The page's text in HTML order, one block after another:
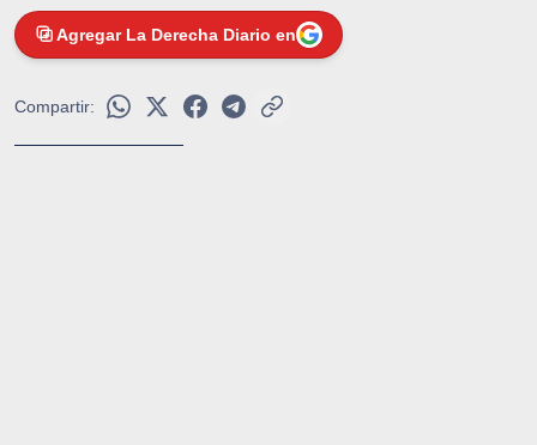
Agregar La Derecha Diario en
Compartir: